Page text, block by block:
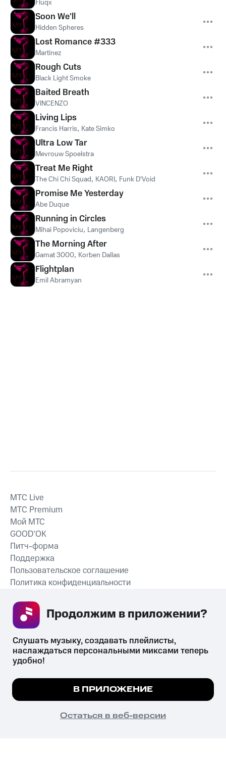
Fluqx
Soon We'll
Hidden Spheres
Lost Romance #333
Martinez
Rough Cuts
Black Light Smoke
Baited Breath
VINCENZO
Living Lips
Francis Harris, Kate Simko
Ultra Low Tar
Mevrouw Spoelstra
Treat Me Right
The Chi Chi Squad, KAORI, Funk D'Void
Promise Me Yesterday
Abe Duque
Running in Circles
Mihai Popoviciu, Langenberg
The Morning After
Gamat 3000, Korben Dallas
Flightplan
Emil Abramyan
СКАЧАТЬ ПРИЛОЖЕНИЕ
MTС Live
MTС Premium
Мой МТС
GOOD’OK
Питч-форма
Поддержка
Пользовательское соглашение
Политика конфиденциальности
психотропных веществ, их аналогов причиняет вред здоровью,
их незаконный оборот запрещён и влечёт установленную
законодательством ответственность.
© 2026 ООО «КИОН».
Все права защищены
Мы используем куки, чтобы на сайте все
Подробнее
ПОНЯТНО
Слушать музыку, создавать плейлисты,
наслаждаться персональными миксами теперь
удобно!
В ПРИЛОЖЕНИЕ
Остаться в веб-версии